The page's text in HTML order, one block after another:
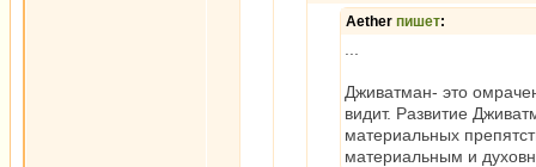
Aether пишет:
Дживатман- это
видит. Развитие
материальных
материальным и